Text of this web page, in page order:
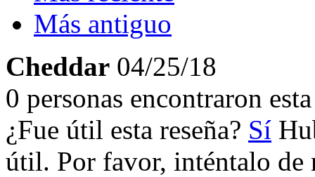
Más antiguo
Cheddar 04/25/18
0 personas encontraron
¿Fue útil esta reseña? Sí
útil. Por favor, inténtalo de